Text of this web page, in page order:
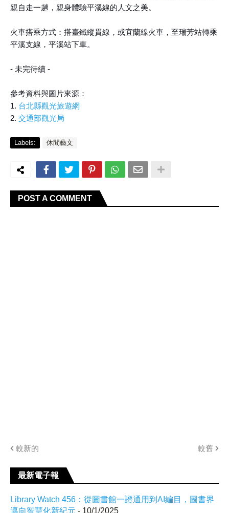
親自走一趟，親身體驗平溪線的人文之美。
火車搭乘方式：搭臺鐵縱貫線，或宜蘭線火車，至瑞芳站轉乘
平溪支線，平溪站下車。
- 未完待續 -
參考資料與圖片來源：
1. 台北縣觀光旅遊網
2. 交通部觀光局
Labels: 休閒藝文
POST A COMMENT
較新的 較舊
最新電子報
Library Watch 456：從圖書館一證通用到AI編目，圖書界
邁向智慧化新紀元 - 10/1/2025